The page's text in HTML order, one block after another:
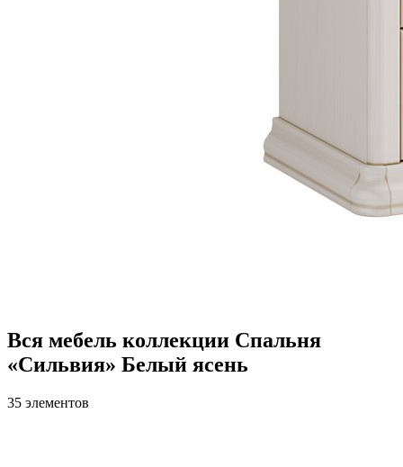
Вся мебель коллекции Спальня
«Сильвия» Белый ясень
35 элементов